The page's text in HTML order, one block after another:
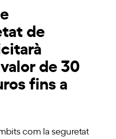
de
de 30
fins a
com la seguretat